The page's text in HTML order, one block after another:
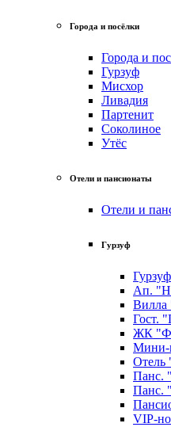
Города и посёлки
Города и
Гурзуф
Мисхор
Ливадия
Партенит
Соколиное
Утёс
Отели и пансионаты
Отели и
Гурзуф
Гурзуф
Ап.
Вилла
Гост.
ЖК
Мини-
Отель
Панс.
Панс.
VIP-